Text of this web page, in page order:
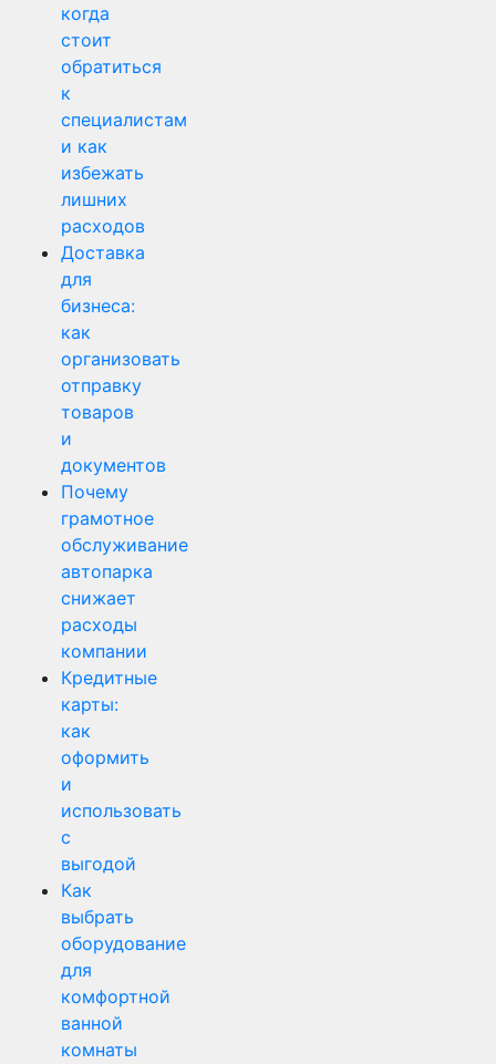
когда
стоит
обратиться
к
специалистам
и как
избежать
лишних
расходов
Доставка
для
бизнеса:
как
организовать
отправку
товаров
и
документов
Почему
грамотное
обслуживание
автопарка
снижает
расходы
компании
Кредитные
карты:
как
оформить
и
использовать
с
выгодой
Как
выбрать
оборудование
для
комфортной
ванной
комнаты